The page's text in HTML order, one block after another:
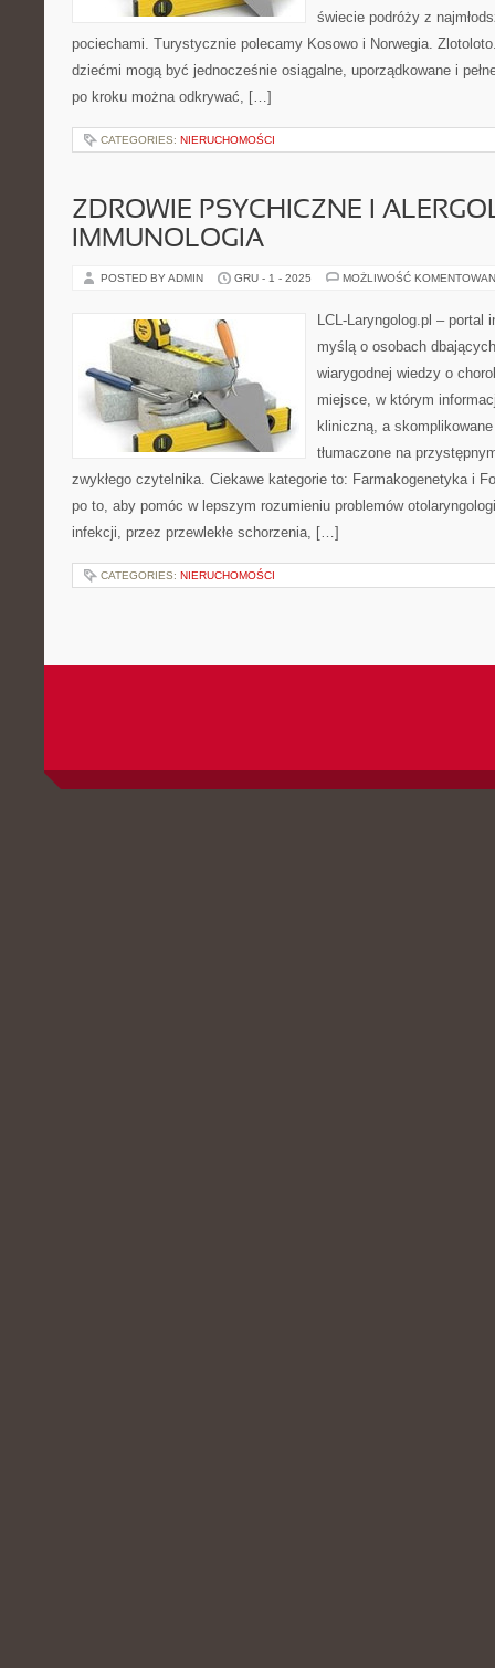
świecie podróży z
pociechami. Turystycznie polecamy Kosowo i Norwegia.
dziećmi mogą być jednocześnie osiągalne, uporządkowane i
po kroku można odkrywać, […]
CATEGORIES: NIERUCHOMOŚCI
ZDROWIE PSYCHICZNE I
IMMUNOLOGIA
POSTED BY ADMIN GRU - 1 - 2025 MOŻLIWOŚĆ
LCL-Laryngolog.pl – portal
myślą o osobach
wiarygodnej wiedzy o
miejsce, w którym
kliniczną, a
tłumaczone na
zwykłego czytelnika. Ciekawe kategorie to: Farmakogenetyka i
po to, aby pomóc w lepszym rozumieniu problemów
infekcji, przez przewlekłe schorzenia, […]
CATEGORIES: NIERUCHOMOŚCI